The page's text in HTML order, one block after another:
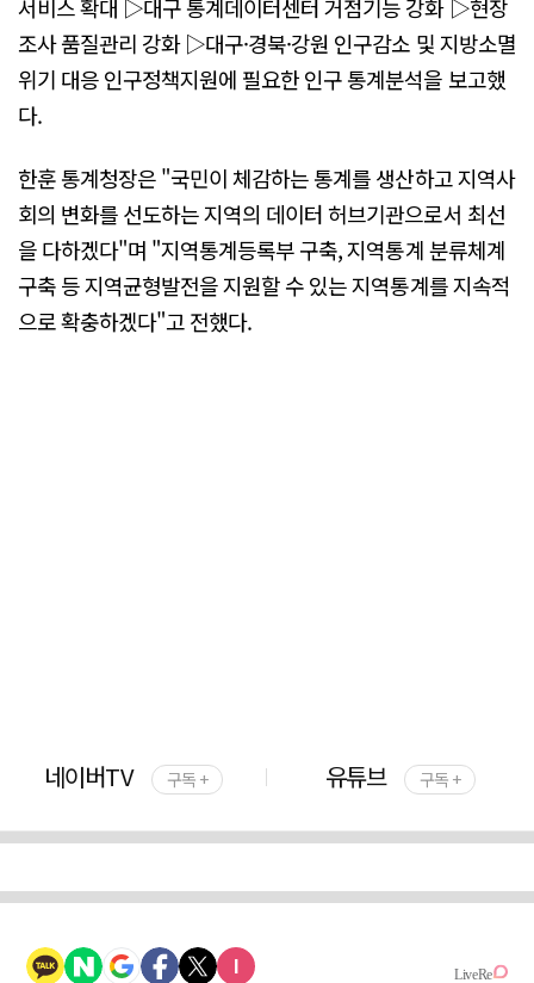
서비스 확대 ▷대구 통계데이터센터 거점기능 강화 ▷현장
조사 품질관리 강화 ▷대구·경북·강원 인구감소 및 지방소멸
위기 대응 인구정책지원에 필요한 인구 통계분석을 보고했
다.
한훈 통계청장은 "국민이 체감하는 통계를 생산하고 지역사
회의 변화를 선도하는 지역의 데이터 허브기관으로서 최선
을 다하겠다"며 "지역통계등록부 구축, 지역통계 분류체계
구축 등 지역균형발전을 지원할 수 있는 지역통계를 지속적
으로 확충하겠다"고 전했다.
네이버TV 구독 + 유튜브 구독 +